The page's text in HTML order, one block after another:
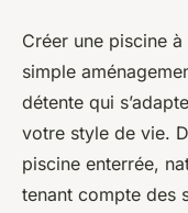
Idées de
périgueux
Léana •6 octobre
Créer une piscine à
simple
détente qui
votre style de vie.
piscine enterrée,
tenant compte des